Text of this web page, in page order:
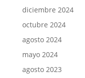
diciembre 2024
octubre 2024
agosto 2024
mayo 2024
agosto 2023